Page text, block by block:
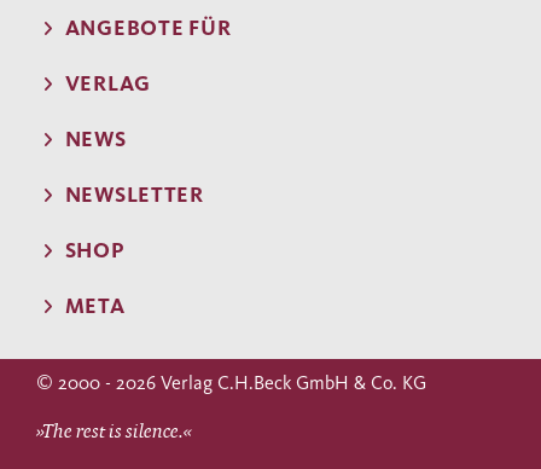
ANGEBOTE FÜR
VERLAG
NEWS
NEWSLETTER
SHOP
META
© 2000 - 2026 Verlag C.H.Beck GmbH & Co. KG
»The rest is silence.«